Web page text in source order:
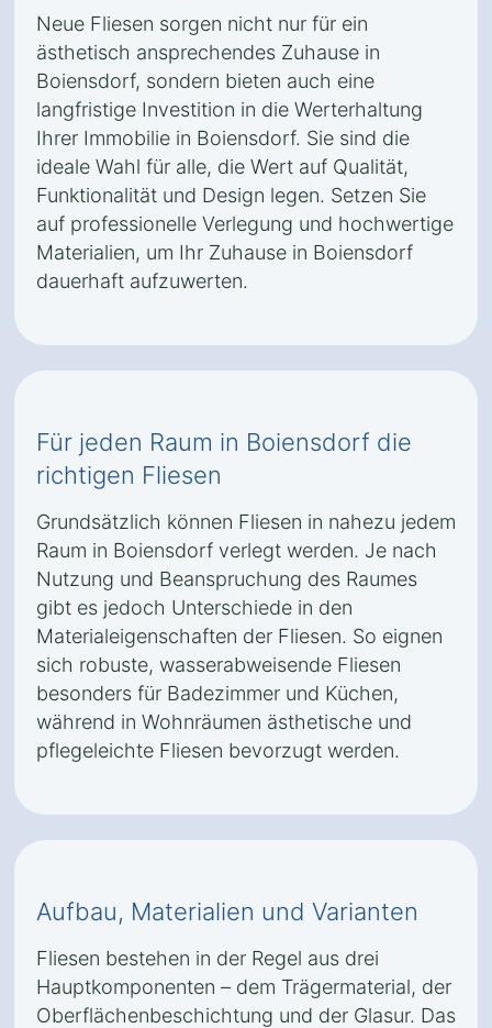
Neue Fliesen sorgen nicht nur für ein
ästhetisch ansprechendes Zuhause in
Boiensdorf, sondern bieten auch eine
langfristige Investition in die Werterhaltung
Ihrer Immobilie in Boiensdorf. Sie sind die
ideale Wahl für alle, die Wert auf Qualität,
Funktionalität und Design legen. Setzen Sie
auf professionelle Verlegung und hochwertige
Materialien, um Ihr Zuhause in Boiensdorf
dauerhaft aufzuwerten.
Für jeden Raum in Boiensdorf die
richtigen Fliesen
Grundsätzlich können Fliesen in nahezu jedem
Raum in Boiensdorf verlegt werden. Je nach
Nutzung und Beanspruchung des Raumes
gibt es jedoch Unterschiede in den
Materialeigenschaften der Fliesen. So eignen
sich robuste, wasserabweisende Fliesen
besonders für Badezimmer und Küchen,
während in Wohnräumen ästhetische und
pflegeleichte Fliesen bevorzugt werden.
Aufbau, Materialien und Varianten
Fliesen bestehen in der Regel aus drei
Hauptkomponenten – dem Trägermaterial, der
Oberflächenbeschichtung und der Glasur. Das